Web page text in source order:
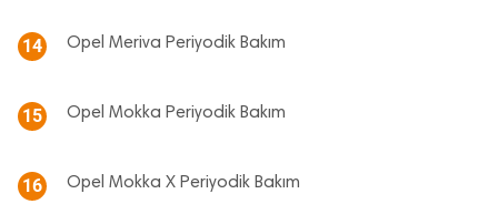
14 Opel Meriva Periyodik Bakım
15 Opel Mokka Periyodik Bakım
16 Opel Mokka X Periyodik Bakım